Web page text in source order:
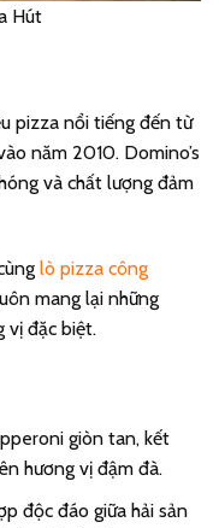
Hút
pizza nổi tiếng đến từ
năm 2010. Domino’s
và chất lượng đảm
lò pizza công
mang lại những
vị đặc biệt.
giòn tan, kết
hương vị đậm đà.
độc đáo giữa hải sản